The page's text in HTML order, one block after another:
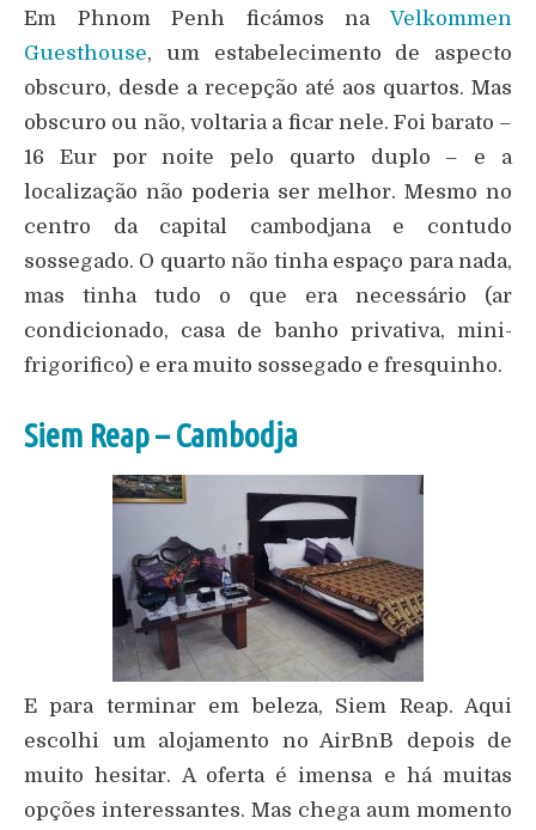
Em Phnom Penh ficámos naVelkommen
Guesthouse, um estabelecimento de aspecto
obscuro, desde a recepção até aos quartos. Mas
obscuro ou não, voltaria a ficar nele. Foi barato –
16 Eur por noite pelo quarto duplo – e a
localização não poderia ser melhor. Mesmo no
centro da capital cambodjana e contudo
sossegado. O quarto não tinha espaço para nada,
mas tinha tudo o que era necessário (ar
condicionado, casa de banho privativa, mini-
frigorifico) e era muito sossegado e fresquinho.
Siem Reap – Cambodja
E para terminar em beleza, Siem Reap. Aqui
escolhi um alojamento no AirBnB depois de
muito hesitar. A oferta é imensa e há muitas
opções interessantes. Mas chega aum momento